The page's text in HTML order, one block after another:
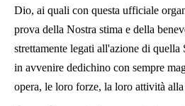
Dio, ai quali con questa ufficiale
prova della Nostra stima e della
strettamente legati all'azione di quella
in avvenire dedichino con sempre
opera, le loro forze, la loro attività alla